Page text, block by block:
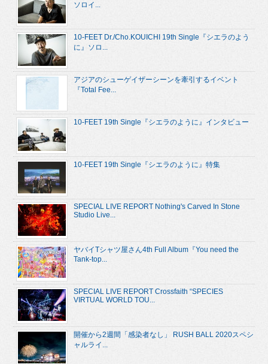
ソロイ...
10-FEET Dr./Cho.KOUICHI 19th Single『シエラのよう
に』ソロ...
アジアのシューゲイザーシーンを牽引するイベント
『Total Fee...
10-FEET 19th Single『シエラのように』インタビュー
10-FEET 19th Single『シエラのように』特集
SPECIAL LIVE REPORT Nothing's Carved In Stone
Studio Live...
ヤバイTシャツ屋さん4th Full Album『You need the
Tank-top...
SPECIAL LIVE REPORT Crossfaith “SPECIES
VIRTUAL WORLD TOU...
開催から2週間「感染者なし」 RUSH BALL 2020スペシ
ャルライ...